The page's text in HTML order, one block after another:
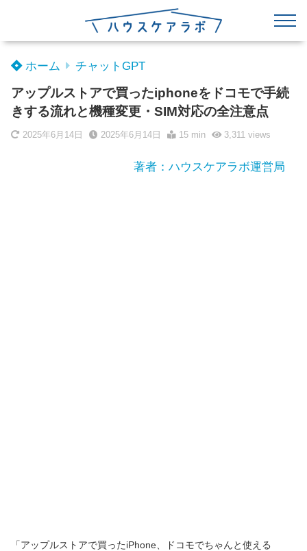
ホーム チャットGPT
アップルストアで買ったiphoneをドコモで手続
きする流れと機種変更・SIM対応の全注意点
2025年6月14日 2025年6月14日 15 min 3,311views
著者：ハウスケアラボ運営局
「アップルストアで買ったiPhone、ドコモでちゃんと使える